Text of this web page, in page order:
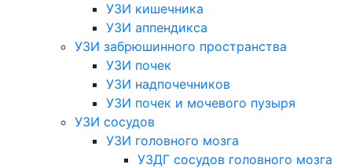
УЗИ кишечника
УЗИ аппендикса
УЗИ забрюшинного пространства
УЗИ почек
УЗИ надпочечников
УЗИ почек и мочевого пузыря
УЗИ сосудов
УЗИ головного мозга
УЗДГ сосудов головного мозга